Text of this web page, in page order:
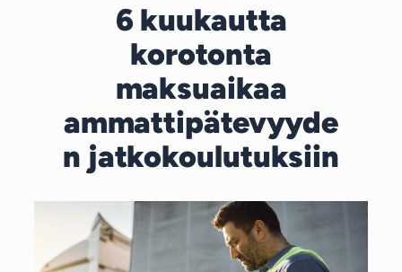
6 kuukautta
korotonta
maksuaikaa
ammattipätevyyde
n jatkokoulutuksiin